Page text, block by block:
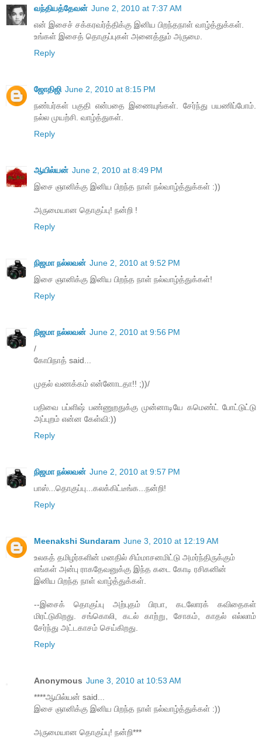
வந்தியத்தேவன் June 2, 2010 at 7:37 AM
என் இசைச் சக்கரவர்த்திக்கு இனிய பிறந்தநாள் வாழ்த்துக்கள்.
உங்கள் இசைத் தொகுப்புகள் அனைத்தும் அருமை.
Reply
ஜோதிஜி June 2, 2010 at 8:15 PM
நண்பர்கள் பகுதி என்பதை இணையுங்கள். சேர்ந்து பயணிப்போம்.
நல்ல முயற்சி. வாழ்த்துகள்.
Reply
ஆயில்யன் June 2, 2010 at 8:49 PM
இசை ஞானிக்கு இனிய பிறந்த நாள் நல்வாழ்த்துக்கள் :))
அருமையான தொகுப்பு! நன்றி !
Reply
நிஜமா நல்லவன் June 2, 2010 at 9:52 PM
இசை ஞானிக்கு இனிய பிறந்த நாள் நல்வாழ்த்துக்கள்!
Reply
நிஜமா நல்லவன் June 2, 2010 at 9:56 PM
/
கோபிநாத் said...
முதல் வணக்கம் என்னோடதா!! ;))/
பதிவை பப்ளிஷ் பண்ணுறதுக்கு முன்னாடியே கமெண்ட் போட்டுட்டு
அப்புறம் என்ன கேள்வி:))
Reply
நிஜமா நல்லவன் June 2, 2010 at 9:57 PM
பாஸ்...தொகுப்பு...கலக்கிட்டீங்க...நன்றி!
Reply
Meenakshi Sundaram June 3, 2010 at 12:19 AM
உலகத் தமிழர்களின் மனதில் சிம்மாசனமிட்டு அமர்ந்திருக்கும்
எங்கள் அன்பு ராகதேவனுக்கு இந்த கடை கோடி ரசிகனின்
இனிய பிறந்த நாள் வாழ்த்துக்கள்.
--இசைக் தொகுப்பு அற்புதம் பிரபா, கடலோரக் கவிதைகள்
மிரட்டுகிறது. சங்கொலி, கடல் காற்று, சோகம், காதல் எல்லாம்
சேர்ந்து அட்டகாசம் செய்கிறது.
Reply
Anonymous June 3, 2010 at 10:53 AM
****ஆயில்யன் said...
இசை ஞானிக்கு இனிய பிறந்த நாள் நல்வாழ்த்துக்கள் :))
அருமையான தொகுப்பு! நன்றி***